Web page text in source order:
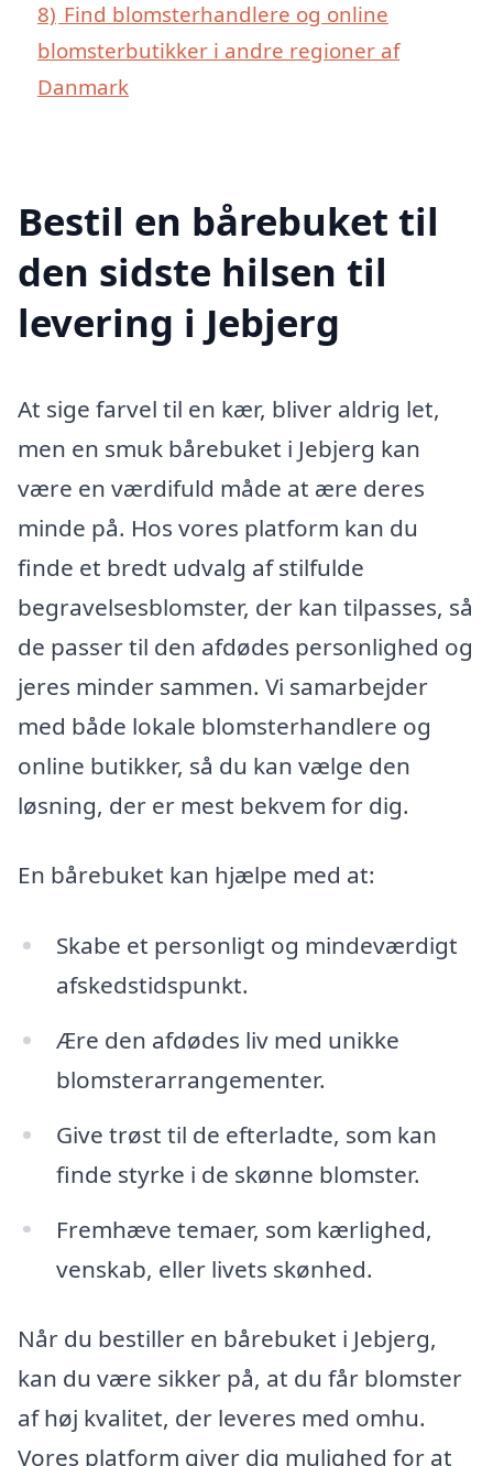
8) Find blomsterhandlere og online
blomsterbutikker i andre regioner af
Danmark
Bestil en bårebuket til
den sidste hilsen til
levering i Jebjerg
At sige farvel til en kær, bliver aldrig let,
men en smuk bårebuket i Jebjerg kan
være en værdifuld måde at ære deres
minde på. Hos vores platform kan du
finde et bredt udvalg af stilfulde
begravelsesblomster, der kan tilpasses, så
de passer til den afdødes personlighed og
jeres minder sammen. Vi samarbejder
med både lokale blomsterhandlere og
online butikker, så du kan vælge den
løsning, der er mest bekvem for dig.
En bårebuket kan hjælpe med at:
Skabe et personligt og mindeværdigt
afskedstidspunkt.
Ære den afdødes liv med unikke
blomsterarrangementer.
Give trøst til de efterladte, som kan
finde styrke i de skønne blomster.
Fremhæve temaer, som kærlighed,
venskab, eller livets skønhed.
Når du bestiller en bårebuket i Jebjerg,
kan du være sikker på, at du får blomster
af høj kvalitet, der leveres med omhu.
Vores platform giver dig mulighed for at